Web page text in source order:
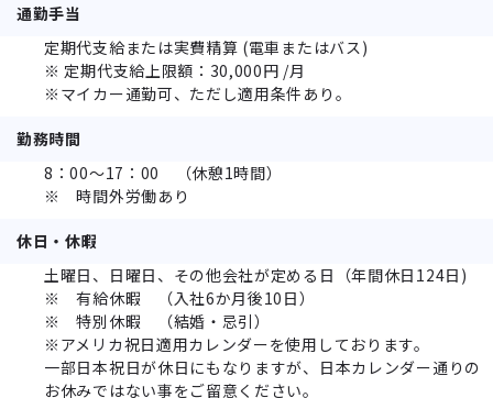
通勤手当
定期代支給または実費精算 (電車またはバス)
※ 定期代支給上限額：30,000円 /月
※マイカー通勤可、ただし適用条件あり。
勤務時間
8：00～17：00 （休憩1時間）
※ 時間外労働あり
休日・休暇
土曜日、日曜日、その他会社が定める日（年間休日124日)
※ 有給休暇 （入社6か月後10日）
※ 特別休暇 （結婚・忌引）
※アメリカ祝日適用カレンダーを使用しております。
一部日本祝日が休日にもなりますが、日本カレンダー通りの
お休みではない事をご留意ください。